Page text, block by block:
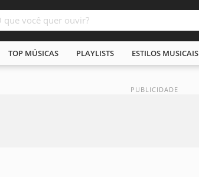
TOP MÚSICAS PLAYLISTS ESTILOS MUSICAIS